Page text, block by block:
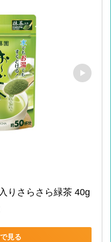
りさらさら緑茶 40g
見る